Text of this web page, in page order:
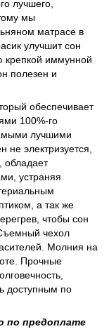
лучшего,
мы
матрасе в
улучшит сон
крепкой иммунной
полезен и
обеспечивает
100%-го
лучшими
электризуется,
обладает
устраняя
а так же
чтобы сон
чехол
Молния на
Прочные
доступным по
по предоплате